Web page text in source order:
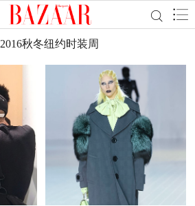
2016秋冬纽约时装周